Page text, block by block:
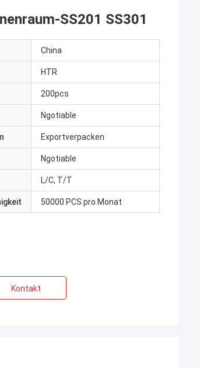
SS201 SS301
China
HTR
200pcs
Ngotiable
Exportverpacken
Ngotiable
L/C, T/T
50000 PCS pro Monat
Kontakt